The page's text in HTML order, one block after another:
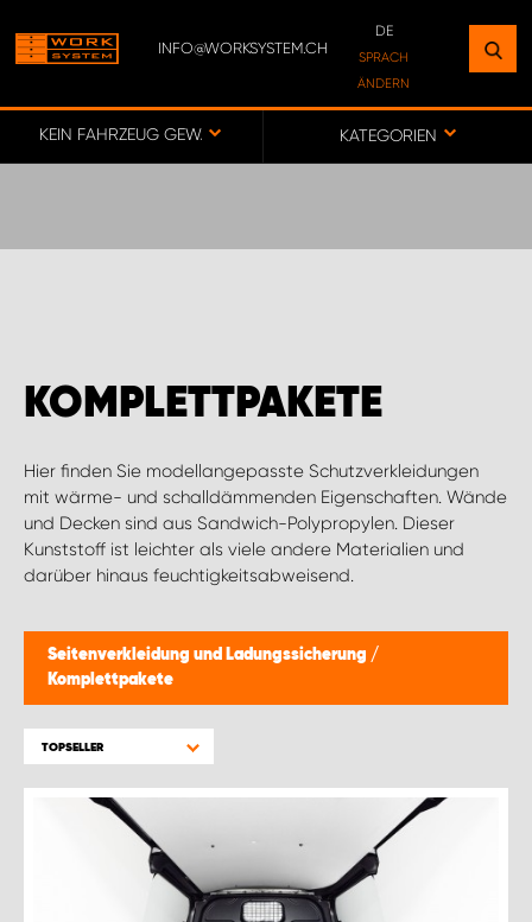
INFO@WORKSYSTEM.CH
DE
SPRACH
ÄNDERN
FR
KEIN FAHRZEUG GEWÄHLT KATEGORIEN
KOMPLETTPAKETE
Hier finden Sie modellangepasste Schutzverkleidungen
mit wärme- und schalldämmenden Eigenschaften. Wände
und Decken sind aus Sandwich-Polypropylen. Dieser
Kunststoff ist leichter als viele andere Materialien und
darüber hinaus feuchtigkeitsabweisend.
Seitenverkleidung und Ladungssicherung /
Komplettpakete
TOPSELLER
FINDEN SIE EINEN STANDORT
IN IHRER NÄHE